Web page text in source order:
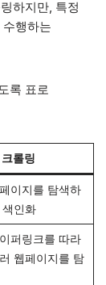
하지만, 특정
행하는
록 표로
크롤링
이지를 탐색하
색인화
퍼링크를 따라
웹페이지를 탐